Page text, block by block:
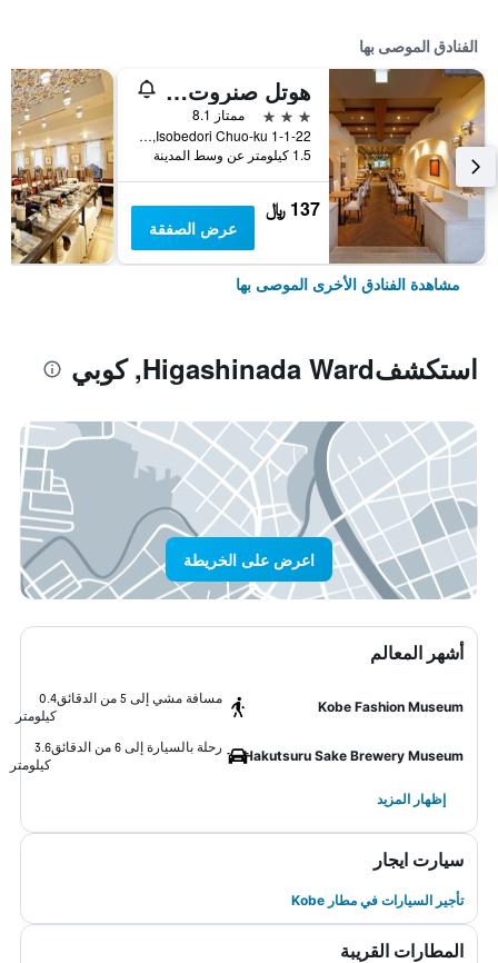
الفنادق الموصى بها
هوتل صنروت سوبرا كوبي
3 نجوم
ممتاز 8.1
1-1-22 Isobedori Chuo-ku, كوبي, اليابان
1.5 كيلومتر عن وسط المدينة
137 ﷼
عرض الصفقة
مشاهدة الفنادق الأخرى الموصى بها
استكشفHigashinada Ward, كوبي
اعرض على الخريطة
أشهر المعالم
Kobe Fashion Museum
مسافة مشي إلى 5 من الدقائق
0.4
كيلومتر
Hakutsuru Sake Brewery Museum
رحلة بالسيارة إلى 6 من الدقائق
3.6
كيلومتر
إظهار المزيد
سيارت ايجار
تأجير السيارات في مطار Kobe
المطارات القريبة